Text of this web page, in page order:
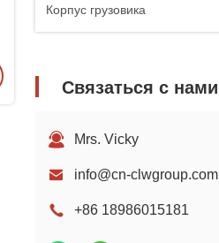
Корпус грузовика
Связаться с нами
Mrs. Vicky
info@cn-clwgroup.com
+86 18986015181